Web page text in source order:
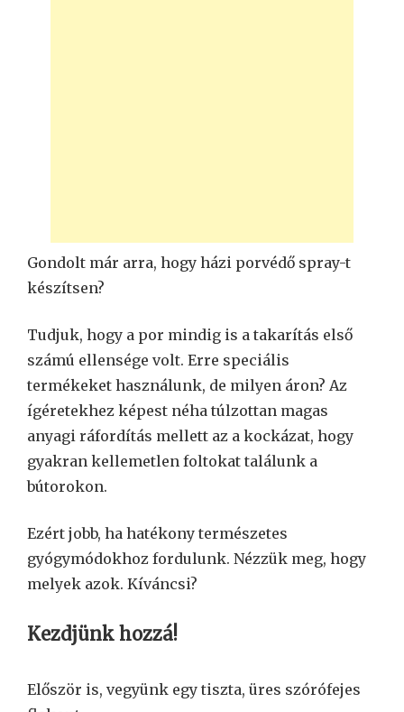
Gondolt már arra, hogy házi porvédő spray-t
készítsen?
Tudjuk, hogy a por mindig is a takarítás első
számú ellensége volt. Erre speciális
termékeket használunk, de milyen áron? Az
ígéretekhez képest néha túlzottan magas
anyagi ráfordítás mellett az a kockázat, hogy
gyakran kellemetlen foltokat találunk a
bútorokon.
Ezért jobb, ha hatékony természetes
gyógymódokhoz fordulunk. Nézzük meg, hogy
melyek azok. Kíváncsi?
Kezdjünk hozzá!
Először is, vegyünk egy tiszta, üres szórófejes